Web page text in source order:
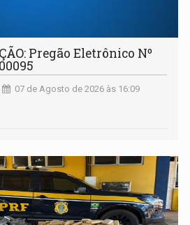
Pregão Eletrônico Nº
07 de Agosto de 2026 às 16:09